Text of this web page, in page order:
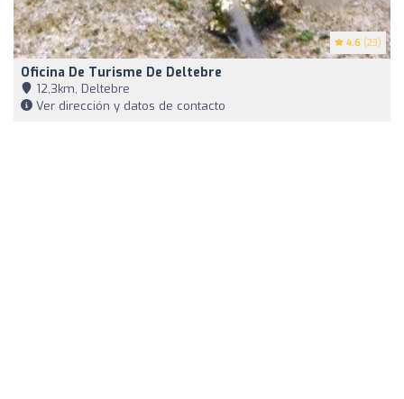
4.6 (23)
Oficina De Turisme De Deltebre
12,3km, Deltebre
Ver dirección y datos de contacto